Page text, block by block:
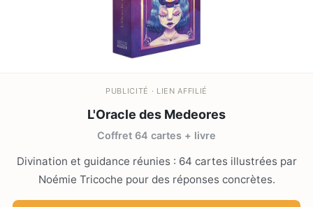
PUBLICITÉ · LIEN AFFILIÉ
L'Oracle des Medeores
Coffret 64 cartes + livre
Divination et guidance réunies : 64 cartes illustrées par
Noémie Tricoche pour des réponses concrètes.